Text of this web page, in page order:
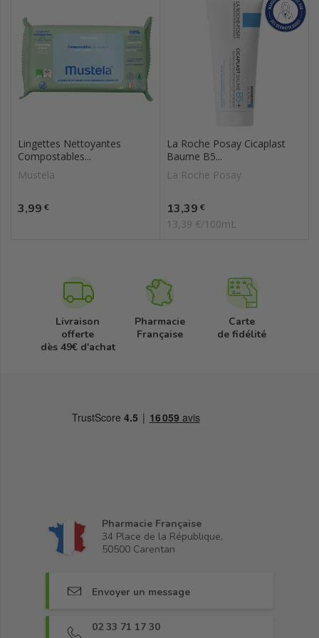
Lingettes Nettoyantes
Compostables...
Mustela
Prix
3,99 €
La Roche Posay Cicaplast
Baume B5...
La Roche Posay
Prix
13,39 €
13,39 €/100mL
Livraison
offerte
dès 49€ d'achat
Pharmacie
Française
Carte
de fidélité
Pharmacie Française
34 Place de la République,
50500 Carentan
Envoyer un message
02 33 71 17 30